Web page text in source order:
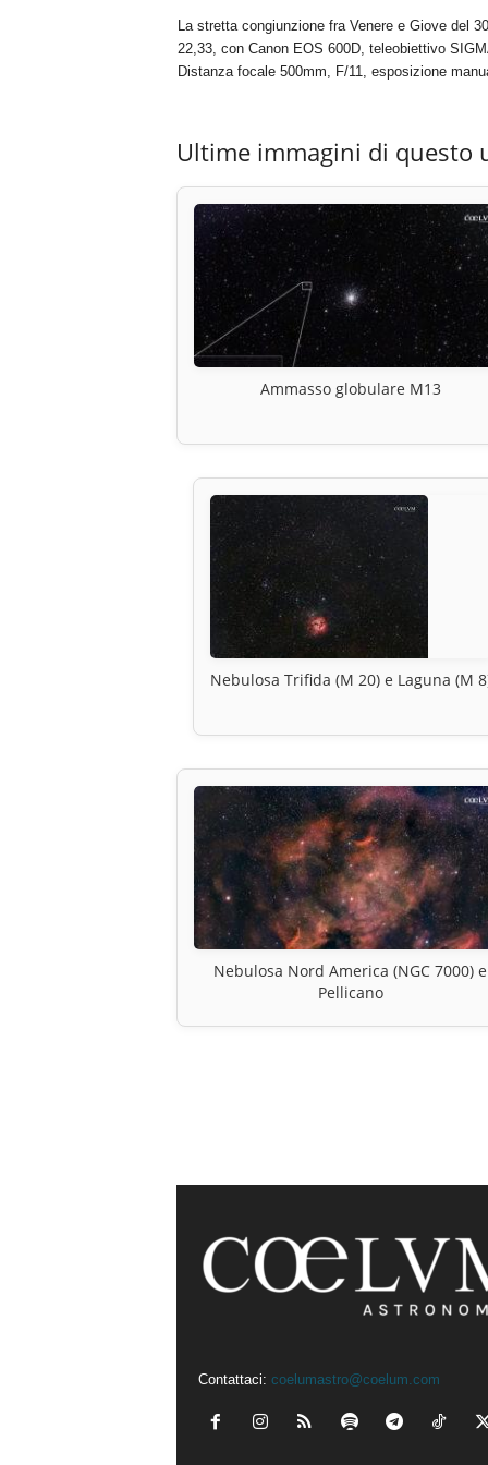
La stretta congiunzione fra Venere e Giove del
22,33, con Canon EOS 600D, teleobiettivo
Distanza focale 500mm, F/11, esposizione
Ultime immagini di questo
Ammasso globulare M13
Nebulosa Trifida (M 20) e Laguna (M
Nebulosa Nord America (NGC 7000) e
Pellicano
Contattaci: coelumastro@coelum.com